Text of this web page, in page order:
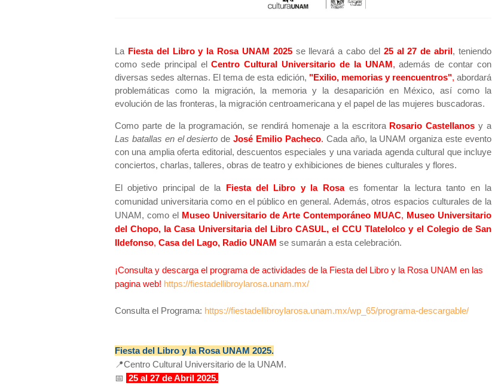
La Fiesta del Libro y la Rosa UNAM 2025se llevará a cabo del 25 al 27 de abril, teniendo
como sede principal elCentro Cultural Universitario de la UNAM, además de contar con
diversas sedes alternas. El tema de esta edición, "Exilio, memorias y reencuentros", abordará
problemáticas como la migración, la memoria y la desaparición en México, así como la
evolución de las fronteras, la migración centroamericana y el papel de las mujeres buscadoras.
Como parte de la programación, se rendirá homenaje a la escritora Rosario Castellanos y a
Las batallas en el desierto deJosé Emilio Pacheco. Cada año, la UNAM organiza este evento
con una amplia oferta editorial, descuentos especiales y una variada agenda cultural que incluye
conciertos, charlas, talleres, obras de teatro y exhibiciones de bienes culturales y flores.
El objetivo principal de la Fiesta del Libro y la Rosaes fomentar la lectura tanto en la
comunidad universitaria como en el público en general. Además, otros espacios culturales de la
UNAM, como el Museo Universitario de Arte Contemporáneo MUAC, Museo Universitario
del Chopo, la Casa Universitaria del Libro CASUL, el CCU Tlatelolco y el Colegio de San
Ildefonso, Casa del Lago, Radio UNAM se sumarán a esta celebración.
¡Consulta y descarga el programa de actividades de la Fiesta del Libro y la Rosa UNAM en las
pagina web! https://fiestadellibroylarosa.unam.mx/
Consulta el Programa: https://fiestadellibroylarosa.unam.mx/wp_65/programa-descargable/
Fiesta del Libro y la Rosa UNAM 2025.
📍Centro Cultural Universitario de la UNAM.
📅 25 al 27 de Abril 2025.